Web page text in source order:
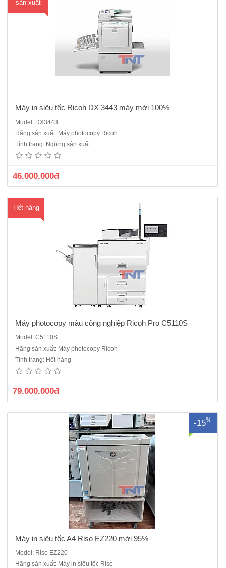
sản xuất
Máy in siêu tốc Ricoh DX 3443 máy mới 100%
Model: DX3443
Hãng sản xuất: Máy photocopy Ricoh
Tình trạng: Ngừng sản xuất
46.000.000đ
Hết hàng
Máy photocopy màu công nghiệp Ricoh Pro C5110S là dòng máy cũ
nhập khẩu màu laser chất lượng cao so với những dòng máy in thuộc
cùng chủng loại. Khi kết hợp với bộ fiery 22B cho ra bản in có hình
ảnh có thể nói thật hoàn hảo, màu sắc tươi ..
Máy photocopy màu công nghiệp Ricoh Pro C5110S
Model: C5110S
Hãng sản xuất: Máy photocopy Ricoh
Tình trạng: Hết hàng
79.000.000đ
-15%
Máy in siêu tốc Riso EZ220 là dòng máy 01 DRUM khổ in A4=>F4
hoàn toàn có thể thay thế in kéo lụa thủ công, đáp ứng tốt yêu cầu in
thiệp cưới, hóa đơn bán lẻ, tờ rơi, biểu mẫu, bao thư với số lượng lớn
mà lại tiết kiệm thời gianMua thêm Drum giá 9..
Máy in siêu tốc A4 Riso EZ220 mới 95%
Model: Riso EZ220
Hãng sản xuất: Máy in siêu tốc Riso